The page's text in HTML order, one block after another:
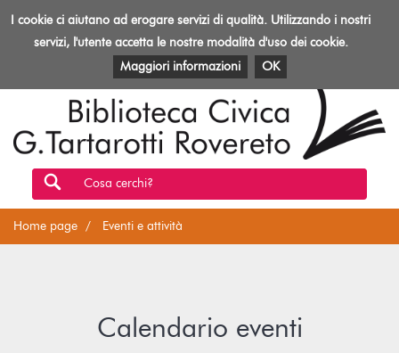
Toggle
Biblioteca
Rovereto
EVENTI E ATTIVITÀ PATRIMONIO E RISORSE
Cosa cerchi?
Home page Eventi e attività
Calendario eventi
I cookie ci aiutano ad erogare servizi di qualità. Utilizzando i nostri
servizi, l'utente accetta le nostre modalità d'uso dei cookie.
Maggiori informazioni
OK